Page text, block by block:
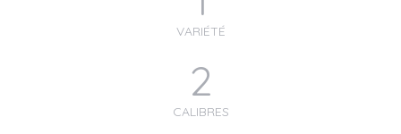
VARIÉTÉ
2
CALIBRES